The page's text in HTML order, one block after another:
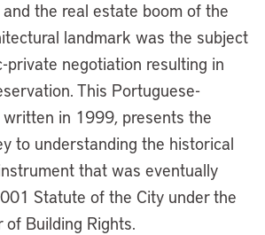
the real estate boom of the
landmark was the subject
negotiation resulting in
This Portuguese-
in 1999, presents the
to understanding the historical
that was eventually
Statute of the City under the
of Building Rights.